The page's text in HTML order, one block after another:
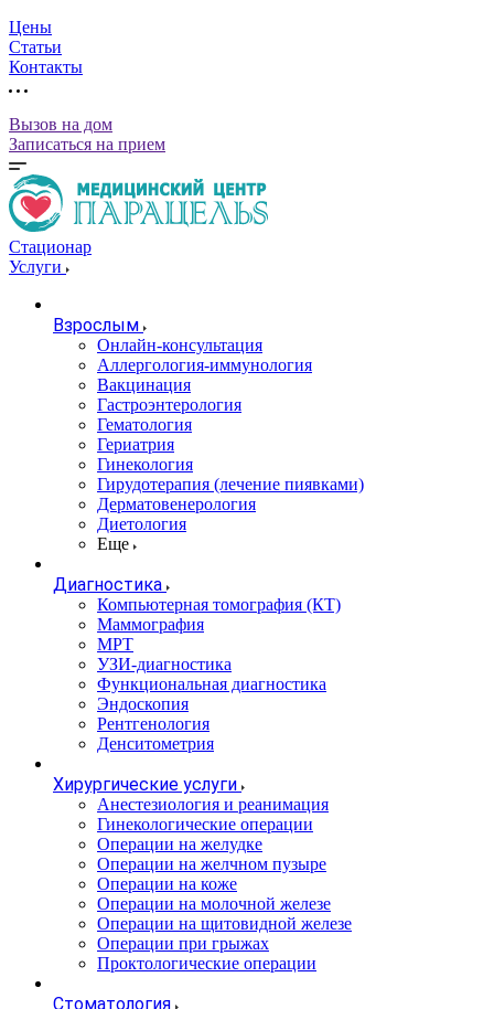
Цены
Статьи
Контакты
Вызов на дом
Записаться на прием
Стационар
Услуги
Взрослым
Онлайн-консультация
Аллергология-иммунология
Вакцинация
Гастроэнтерология
Гематология
Гериатрия
Гинекология
Гирудотерапия (лечение пиявками)
Дерматовенерология
Диетология
Еще
Диагностика
Компьютерная томография (КТ)
Маммография
МРТ
УЗИ-диагностика
Функциональная диагностика
Эндоскопия
Рентгенология
Денситометрия
Хирургические услуги
Анестезиология и реанимация
Гинекологические операции
Операции на желудке
Операции на желчном пузыре
Операции на коже
Операции на молочной железе
Операции на щитовидной железе
Операции при грыжах
Проктологические операции
Стоматология